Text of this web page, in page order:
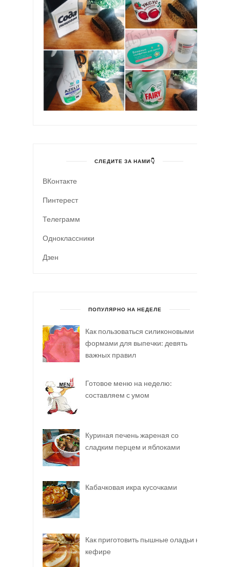
СЛЕДИТЕ ЗА НАМИ👇
ВКонтакте
Пинтерест
Телеграмм
Одноклассники
Дзен
ПОПУЛЯРНО НА НЕДЕЛЕ
Как пользоваться силиконовыми
формами для выпечки: девять
важных правил
Готовое меню на неделю:
составляем с умом
Куриная печень жареная со
сладким перцем и яблоками
Кабачковая икра кусочками
Как приготовить пышные оладьи на
кефире